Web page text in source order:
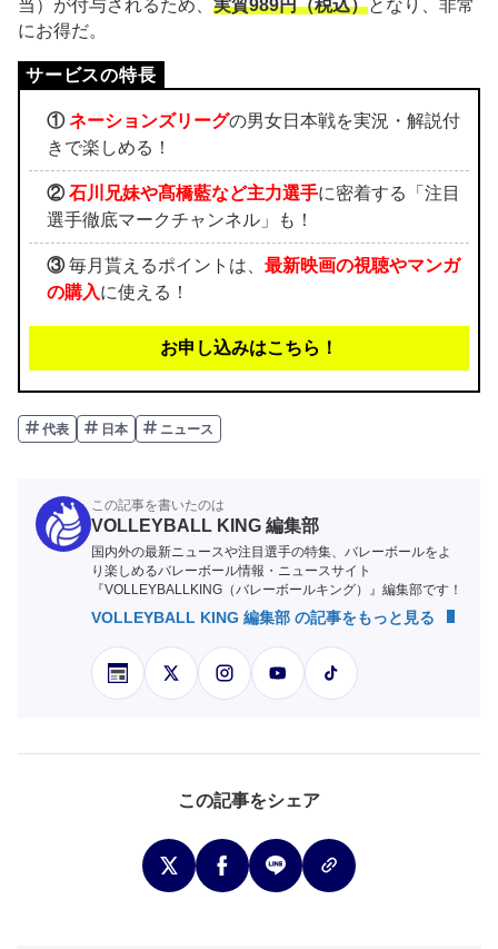
当）が付与されるため、 実質989円（税込）となり、非常
にお得だ。
① ネーションズリーグの男女日本戦を実況・解説付
きで楽しめる！
② 石川兄妹や髙橋藍など主力選手に密着する「注目
選手徹底マークチャンネル」も！
③毎月貰えるポイントは、 最新映画の視聴やマンガ
の購入に使える！
お申し込みはこちら！
代表 日本 ニュース
この記事を書いたのは
VOLLEYBALL KING 編集部
国内外の最新ニュースや注目選手の特集、バレーボールをよ
り楽しめるバレーボール情報・ニュースサイト
『VOLLEYBALLKING（バレーボールキング）』編集部です！
VOLLEYBALL KING 編集部 の記事をもっと見る
この記事をシェア